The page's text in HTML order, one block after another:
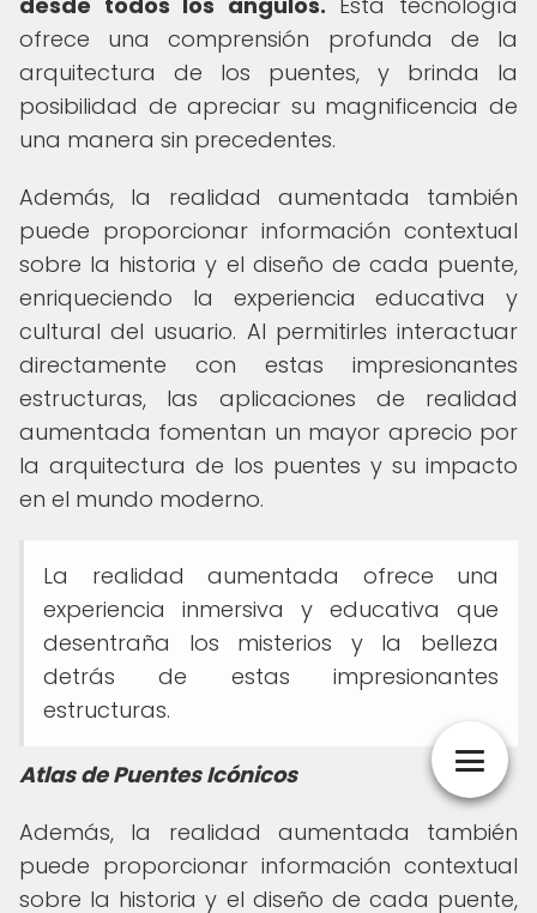
ofrece una comprensión profunda de la
arquitectura de los puentes, y brinda la
posibilidad de apreciar su magnificencia de
una manera sin precedentes.
Además, la realidad aumentada también
puede proporcionar información contextual
sobre la historia y el diseño de cada puente,
enriqueciendo la experiencia educativa y
cultural del usuario. Al permitirles interactuar
directamente con estas impresionantes
estructuras, las aplicaciones de realidad
aumentada fomentan un mayor aprecio por
la arquitectura de los puentes y su impacto
en el mundo moderno.
La realidad aumentada ofrece una
experiencia inmersiva y educativa que
desentraña los misterios y la belleza
detrás de estas impresionantes
estructuras.
Atlas de Puentes Icónicos
Además, la realidad aumentada también
puede proporcionar información contextual
sobre la historia y el diseño de cada puente,